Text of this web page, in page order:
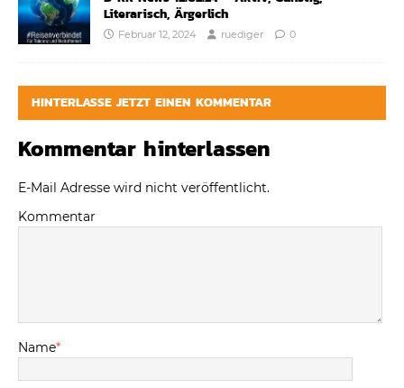
Literarisch, Ärgerlich
Februar 12, 2024 ruediger 0
HINTERLASSE JETZT EINEN KOMMENTAR
Kommentar hinterlassen
E-Mail Adresse wird nicht veröffentlicht.
Kommentar
Name*